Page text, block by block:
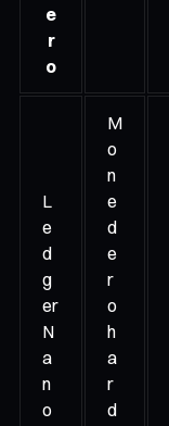
e
r
o
L
e
d
g
er
N
a
n
o
M
o
n
e
d
e
r
o
h
a
r
d